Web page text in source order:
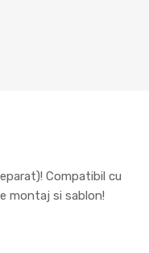
Compatibil cu
montaj si sablon!